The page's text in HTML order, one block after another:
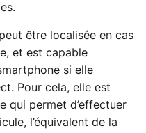
être localisée en cas
et est capable
si elle
Pour cela, elle est
qui permet d’effectuer
l’équivalent de la